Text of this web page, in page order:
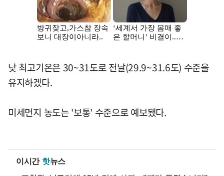
낮 최고기온은 30~31도로 전날(29.9~31.6도) 수준을
유지하겠다.
미세먼지 농도는 '보통' 수준으로 예보됐다.
이시간 핫뉴스